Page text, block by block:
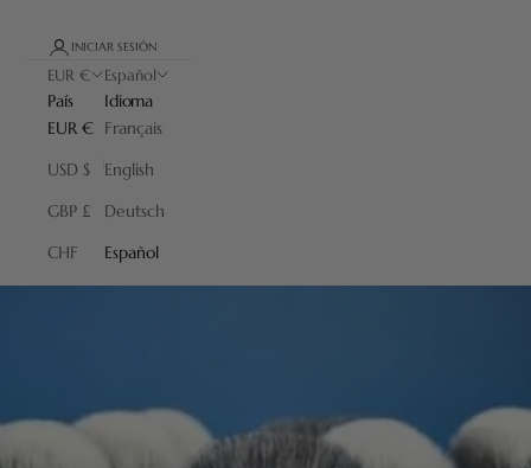
INICIAR SESIÓN
EUR €
País
EUR €
USD $
GBP £
CHF
Español
Idioma
Français
English
Deutsch
Español